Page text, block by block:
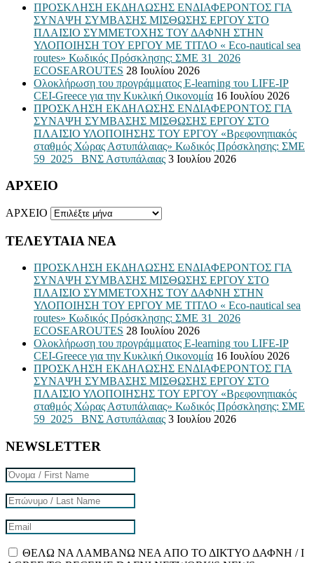
ΠΡΟΣΚΛΗΣΗ ΕΚΔΗΛΩΣΗΣ ΕΝΔΙΑΦΕΡΟΝΤΟΣ ΓΙΑ
ΣΥΝΑΨΗ ΣΥΜΒΑΣΗΣ ΜΙΣΘΩΣΗΣ ΕΡΓΟΥ ΣΤΟ
ΠΛΑΙΣΙΟ ΣΥΜΜΕΤΟΧΗΣ ΤΟΥ ΔΑΦΝΗ ΣΤΗΝ
ΥΛΟΠΟΙΗΣΗ ΤΟΥ ΕΡΓΟΥ ΜΕ ΤΙΤΛΟ « Eco-nautical sea
routes» Κωδικός Πρόσκλησης: ΣΜΕ 31_2026
ECOSEAROUTES 28 Ιουλίου 2026
Ολοκλήρωση του προγράμματος E-learning του LIFE-IP
CEI-Greece για την Κυκλική Οικονομία 16 Ιουλίου 2026
ΠΡΟΣΚΛΗΣΗ ΕΚΔΗΛΩΣΗΣ ΕΝΔΙΑΦΕΡΟΝΤΟΣ ΓΙΑ
ΣΥΝΑΨΗ ΣΥΜΒΑΣΗΣ ΜΙΣΘΩΣΗΣ ΕΡΓΟΥ ΣΤΟ
ΠΛΑΙΣΙΟ ΥΛΟΠΟΙΗΣΗΣ ΤΟΥ ΕΡΓΟΥ «Βρεφονηπιακός
σταθμός Χώρας Αστυπάλαιας» Κωδικός Πρόσκλησης: ΣΜΕ
59_2025_ ΒΝΣ Αστυπάλαιας 3 Ιουλίου 2026
ΑΡΧΕΙΟ
ΑΡΧΕΙΟ
ΤΕΛΕΥΤΑΙΑ ΝΕΑ
ΠΡΟΣΚΛΗΣΗ ΕΚΔΗΛΩΣΗΣ ΕΝΔΙΑΦΕΡΟΝΤΟΣ ΓΙΑ
ΣΥΝΑΨΗ ΣΥΜΒΑΣΗΣ ΜΙΣΘΩΣΗΣ ΕΡΓΟΥ ΣΤΟ
ΠΛΑΙΣΙΟ ΣΥΜΜΕΤΟΧΗΣ ΤΟΥ ΔΑΦΝΗ ΣΤΗΝ
ΥΛΟΠΟΙΗΣΗ ΤΟΥ ΕΡΓΟΥ ΜΕ ΤΙΤΛΟ « Eco-nautical sea
routes» Κωδικός Πρόσκλησης: ΣΜΕ 31_2026
ECOSEAROUTES 28 Ιουλίου 2026
Ολοκλήρωση του προγράμματος E-learning του LIFE-IP
CEI-Greece για την Κυκλική Οικονομία 16 Ιουλίου 2026
ΠΡΟΣΚΛΗΣΗ ΕΚΔΗΛΩΣΗΣ ΕΝΔΙΑΦΕΡΟΝΤΟΣ ΓΙΑ
ΣΥΝΑΨΗ ΣΥΜΒΑΣΗΣ ΜΙΣΘΩΣΗΣ ΕΡΓΟΥ ΣΤΟ
ΠΛΑΙΣΙΟ ΥΛΟΠΟΙΗΣΗΣ ΤΟΥ ΕΡΓΟΥ «Βρεφονηπιακός
σταθμός Χώρας Αστυπάλαιας» Κωδικός Πρόσκλησης: ΣΜΕ
59_2025_ ΒΝΣ Αστυπάλαιας 3 Ιουλίου 2026
NEWSLETTER
ΘΕΛΩ ΝΑ ΛΑΜΒΑΝΩ ΝΕΑ ΑΠΟ ΤΟ ΔΙΚΤΥΟ ΔΑΦΝΗ / I